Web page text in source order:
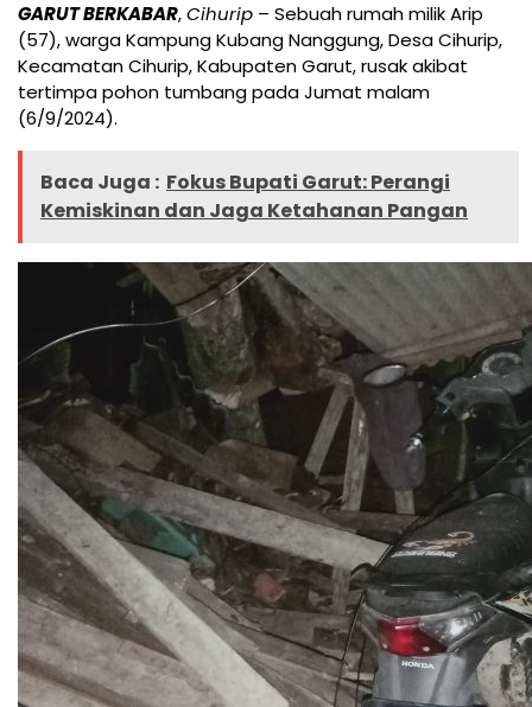
GARUT BERKABAR,Cihurip – Sebuah rumah milik Arip
(57), warga Kampung Kubang Nanggung, Desa Cihurip,
Kecamatan Cihurip, Kabupaten Garut, rusak akibat
tertimpa pohon tumbang pada Jumat malam
(6/9/2024).
Baca Juga : Fokus Bupati Garut: Perangi
Kemiskinan dan Jaga Ketahanan Pangan